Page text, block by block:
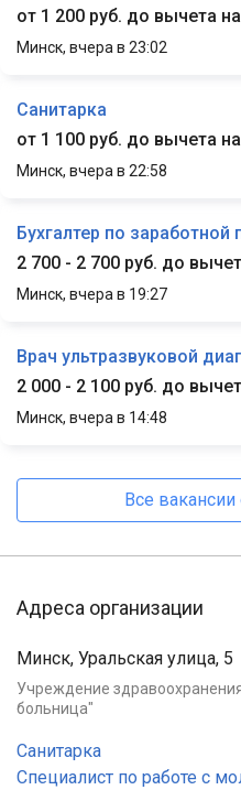
от 1 200 руб. до вычета
Минск, вчера в 23:02
Санитарка
от 1 100 руб. до вычета
Минск, вчера в 22:58
Бухгалтер по заработной
2 700 - 2 700 руб. до
Минск, вчера в 19:27
Врач ультразвуковой
2 000 - 2 100 руб. до
Минск, вчера в 14:48
Все вакансии
Адреса организации
Минск, Уральская улица, 5
Учреждение
больница"
Санитарка
Специалист по работе с